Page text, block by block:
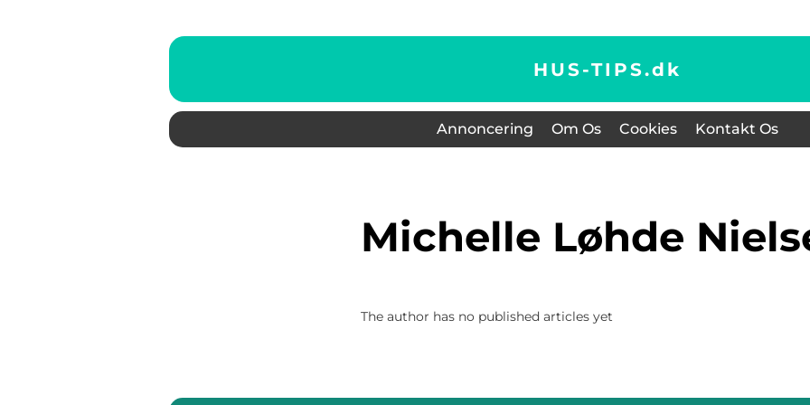
HUS-TIPS.dk
Annoncering Om Os Cookies Kontakt Os
Michelle Løhde
The author has no published articles yet